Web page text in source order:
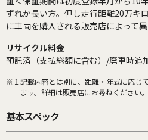
ずれか長い方。但し走行距離20万
に車両を購入される販売店によって異
リサイクル料金
預託済（支払総額に含む）/廃車時追
※１ 記載内容とは別に、距離・年式に応じ
ます。詳細は販売店にお尋ねください。
基本スペック